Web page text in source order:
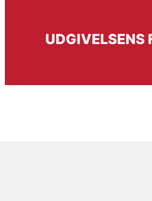
UDGIVELSENS